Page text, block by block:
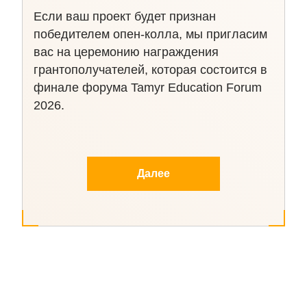
Если ваш проект будет признан
победителем опен-колла, мы пригласим
вас на церемонию награждения
грантополучателей, которая состоится в
финале форума Tamyr Education Forum
2026.
Далее